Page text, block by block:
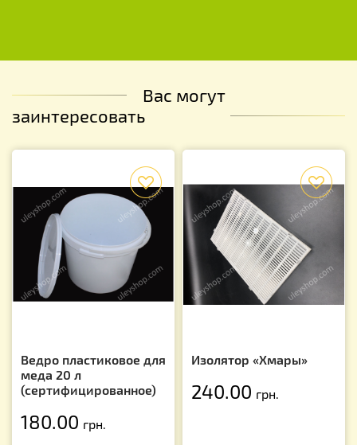
Вас могут
заинтересовать
Ведро пластиковое для
меда 20 л
(сертифицированное)
180.00 грн.
Изолятор «Хмары»
240.00 грн.